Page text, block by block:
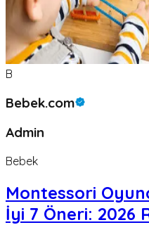
B
Bebek.com
Admin
Bebek
Montessori
İyi 7 Öneri: 2026